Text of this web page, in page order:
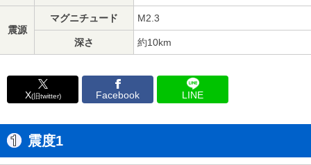
震源
マグニチュード M2.3
深さ 約10km
X(旧twitter) Facebook LINE
震度1